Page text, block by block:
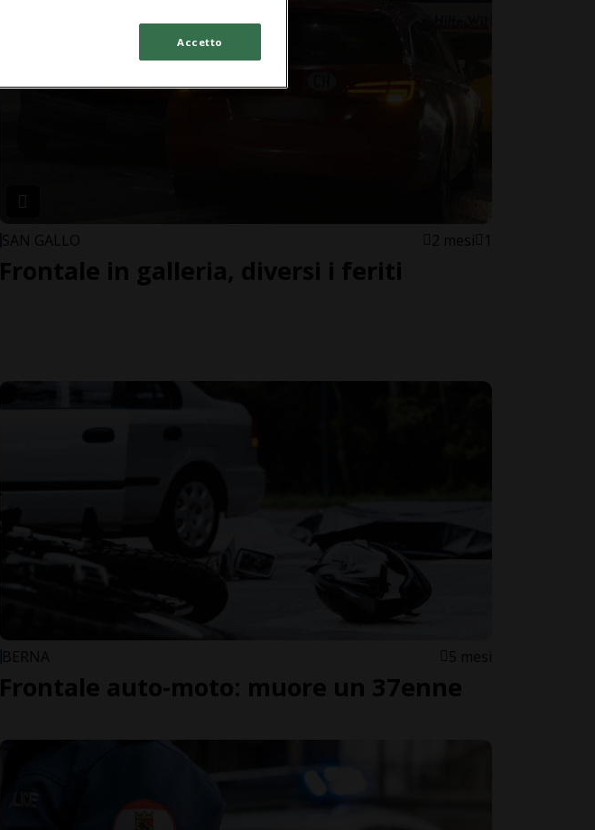
SAN GALLO 2 mesi 1
Frontale in galleria, diversi i feriti
BERNA 5 mesi
Frontale auto-moto: muore un 37enne
Accetto